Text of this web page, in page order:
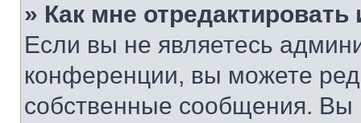
» Как мне
Если вы не являетесь
конференции, вы можете
собственные сообщения. Вы